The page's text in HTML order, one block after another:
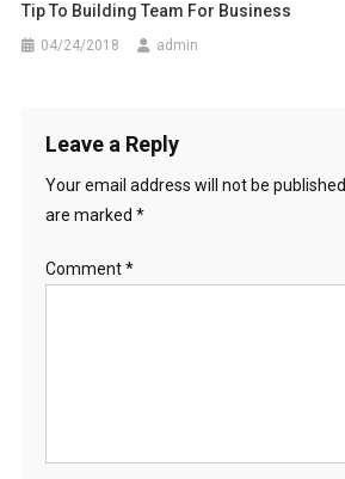
Tip To Building Team For Business
04/24/2018 admin
Leave a Reply
Your email address will not be published.
are marked *
Comment*